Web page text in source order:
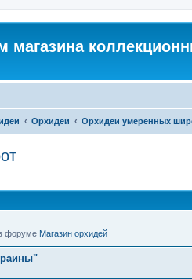
магазина
Орхидеи Орхидеи умеренных
форуме Магазин орхидей